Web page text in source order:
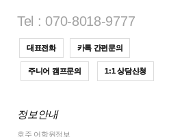
Tel : 070-8018-9777
대표전화 카톡 간편문의
주니어 캠프문의 1:1 상담신청
정보안내
호주 어학원정보